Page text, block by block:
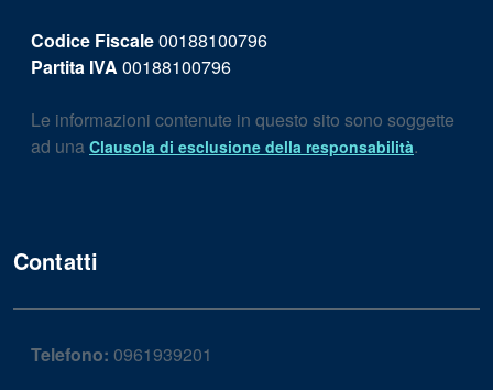
Codice Fiscale00188100796
Partita IVA 00188100796
Le informazioni contenute in questo sito sono soggette
ad una Clausola di esclusione della responsabilità.
Contatti
Telefono: 0961939201